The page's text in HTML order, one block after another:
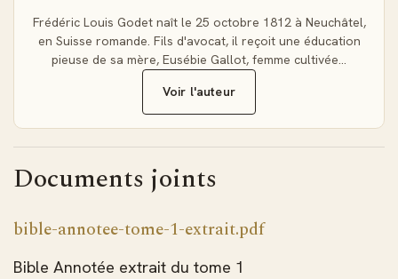
Frédéric Louis Godet naît le 25 octobre 1812 à Neuchâtel,
en Suisse romande. Fils d'avocat, il reçoit une éducation
pieuse de sa mère, Eusébie Gallot, femme cultivée…
Voir l'auteur
Documents joints
bible-annotee-tome-1-extrait.pdf
Bible Annotée extrait du tome 1